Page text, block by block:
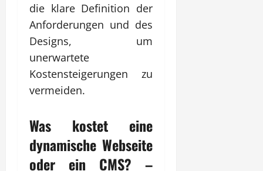
die klare Definition der
Anforderungen und des
Designs, um
unerwartete
Kostensteigerungen zu
vermeiden.
Was kostet eine
dynamische Webseite
oder ein CMS? –